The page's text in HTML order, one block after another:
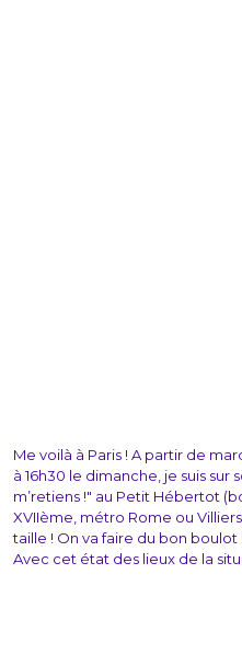
Me voilà à Paris ! A partir de
à 16h30 le dimanche, je suis sur
m’retiens !" au Petit Hébertot
XVIIème, métro Rome ou
taille ! On va faire du bon
Avec cet état des lieux de la